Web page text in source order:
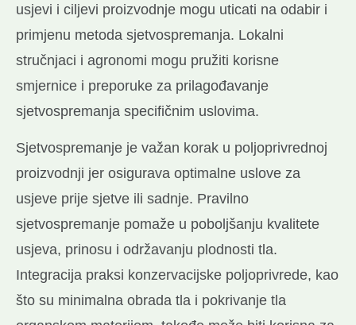
usjevi i ciljevi proizvodnje mogu uticati na odabir i
primjenu metoda sjetvospremanja. Lokalni
stručnjaci i agronomi mogu pružiti korisne
smjernice i preporuke za prilagođavanje
sjetvospremanja specifičnim uslovima.
Sjetvospremanje je važan korak u poljoprivrednoj
proizvodnji jer osigurava optimalne uslove za
usjeve prije sjetve ili sadnje. Pravilno
sjetvospremanje pomaže u poboljšanju kvalitete
usjeva, prinosu i održavanju plodnosti tla.
Integracija praksi konzervacijske poljoprivrede, kao
što su minimalna obrada tla i pokrivanje tla